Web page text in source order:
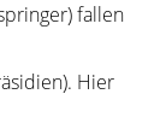
fallen
Hier